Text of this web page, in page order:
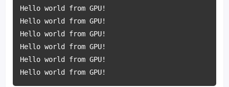
Hello world from GPU!
Hello world from GPU!
Hello world from GPU!
Hello world from GPU!
Hello world from GPU!